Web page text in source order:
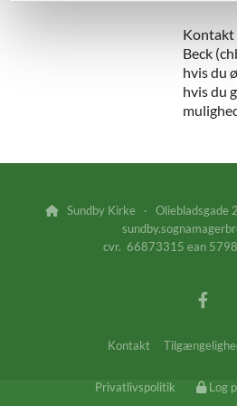
Beck
hvis du
hvis du
Sundby Kirke · Oliebladsgade
cvr. 66873315 ean
Kontakt
Privatlivspolitik Log